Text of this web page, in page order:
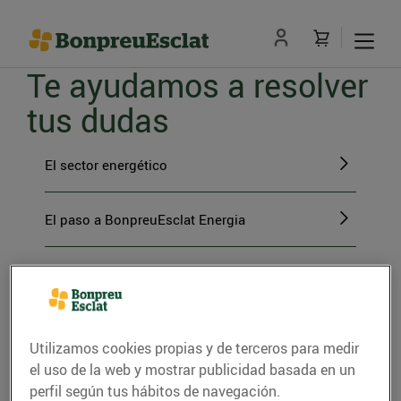
Te ayudamos a resolver
tus dudas
El sector energético
El paso a BonpreuEsclat Energia
Utilizamos cookies propias y de terceros para medir
el uso de la web y mostrar publicidad basada en un
perfil según tus hábitos de navegación.